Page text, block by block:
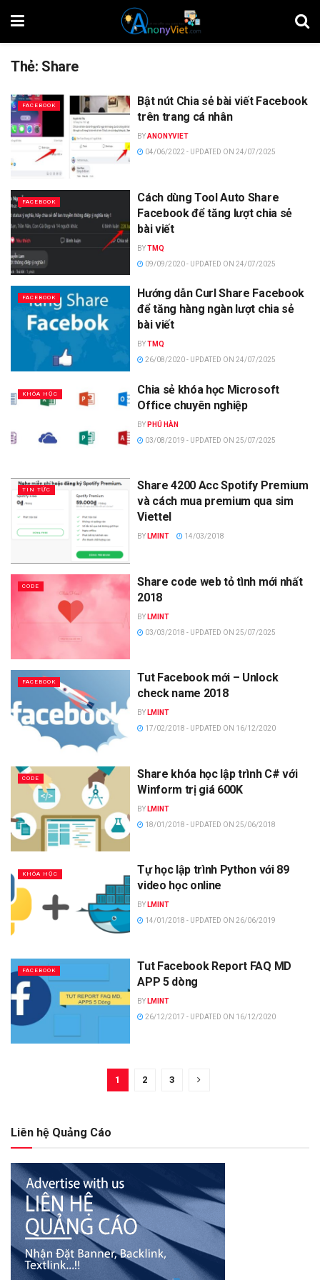
Thẻ: Share
FACEBOOK
Bật nút Chia sẻ bài viết Facebook
trên trang cá nhân
BYANONYVIET
04/06/2022 - UPDATED ON 24/07/2025
FACEBOOK
Cách dùng Tool Auto Share
Facebook để tăng lượt chia sẻ
bài viết
BYTMQ
09/09/2020 - UPDATED ON 24/07/2025
FACEBOOK
Hướng dẫn Curl Share Facebook
để tăng hàng ngàn lượt chia sẻ
bài viết
BYTMQ
26/08/2020 - UPDATED ON 24/07/2025
KHÓA HỌC
Chia sẻ khóa học Microsoft
Office chuyên nghiệp
BY PHÚ HÀN
03/08/2019 - UPDATED ON 25/07/2025
TIN TỨC
Share 4200 Acc Spotify Premium
và cách mua premium qua sim
Viettel
BY LMINT 14/03/2018
CODE
Share code web tỏ tình mới nhất
2018
BY LMINT
03/03/2018 - UPDATED ON 25/07/2025
FACEBOOK
Tut Facebook mới – Unlock
check name 2018
BY LMINT
17/02/2018 - UPDATED ON 16/12/2020
CODE
Share khóa học lập trình C# với
Winform trị giá 600K
BY LMINT
18/01/2018 - UPDATED ON 25/06/2018
KHÓA HỌC
Tự học lập trình Python với 89
video học online
BY LMINT
14/01/2018 - UPDATED ON 26/06/2019
FACEBOOK
Tut Facebook Report FAQ MD
APP 5 dòng
BY LMINT
26/12/2017 - UPDATED ON 16/12/2020
1 2 3
Liên hệ Quảng Cáo